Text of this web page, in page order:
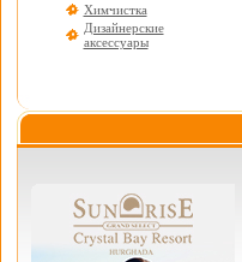
Химчистка
Дизайнерские
аксессуары